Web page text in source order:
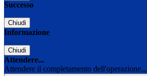
Successo
Chiudi
Informazione
Chiudi
Attendere...
Attendere il completamento dell'operazione...